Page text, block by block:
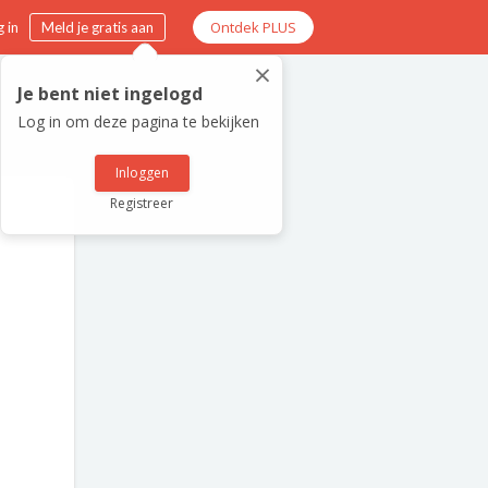
in Meld je gratis aan Ontdek PLUS
×
Je bent niet ingelogd
Log in om deze pagina te bekijken
Inloggen
Registreer